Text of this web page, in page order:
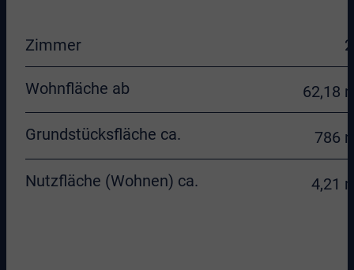
Zimmer
Wohnfläche ab 62,18
Grundstücksfläche ca. 786
Nutzfläche (Wohnen) ca. 4,21